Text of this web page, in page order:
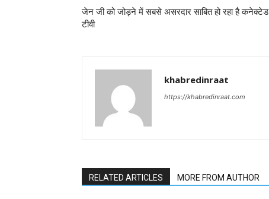
जेन जी को जोड़ने में सबसे असरदार साबित हो रहा है कनेक्टेड
टीवी
khabredinraat
https://khabredinraat.com
RELATED ARTICLES MORE FROM AUTHOR